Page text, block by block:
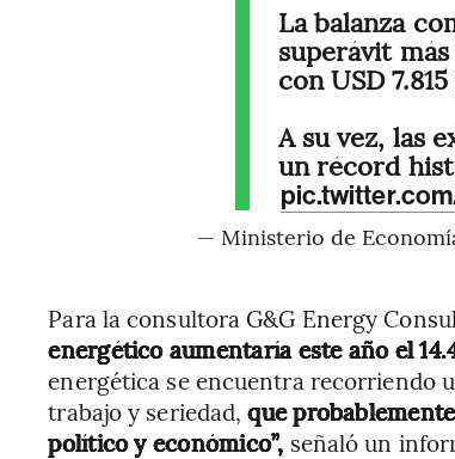
La balanza
superávit
con USD
A su vez, las
un récord
— Ministerio de
Para la consultora G&G Energy
energético aumentaría este año el
energética se encuentra recorriendo
trabajo y seriedad,que
político y económico”, señaló un